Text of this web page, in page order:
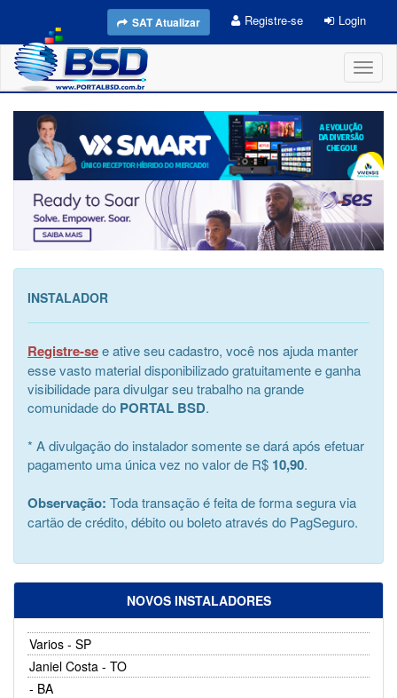
SAT Atualizar Registre-se Login
INSTALADOR
Registre-see ative seu cadastro, você nos ajuda manter
esse vasto material disponibilizado gratuitamente e ganha
visibilidade para divulgar seu trabalho na grande
comunidade do PORTAL BSD.
* A divulgação do instalador somente se dará após efetuar
pagamento uma única vez no valor de R$ 10,90.
Observação: Toda transação é feita de forma segura via
cartão de crédito, débito ou boleto através do PagSeguro.
NOVOS INSTALADORES
Varios - SP
Janiel Costa - TO
- BA